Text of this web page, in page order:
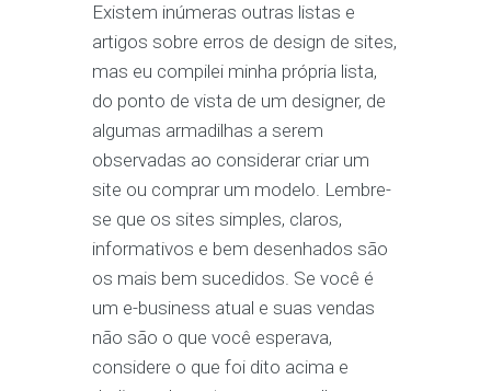
Existem inúmeras outras listas e
artigos sobre erros de design de sites,
mas eu compilei minha própria lista,
do ponto de vista de um designer, de
algumas armadilhas a serem
observadas ao considerar criar um
site ou comprar um modelo. Lembre-
se que os sites simples, claros,
informativos e bem desenhados são
os mais bem sucedidos. Se você é
um e-business atual e suas vendas
não são o que você esperava,
considere o que foi dito acima e